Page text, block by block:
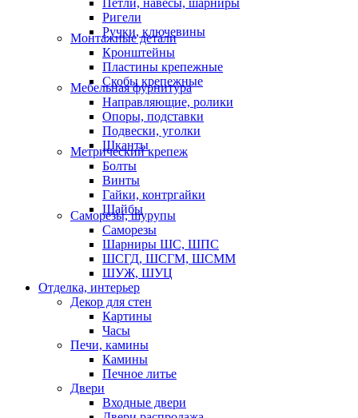
Ригели
Ручки, ключевины
Монтажные детали
Кронштейны
Пластины крепежные
Скобы крепежные
Мебельная фурнитура
Направляющие, ролики
Опоры, подставки
Подвески, уголки
Шканты
Метрический крепеж
Болты
Винты
Гайки, контргайки
Шайбы
Саморезы, шурупы
Саморезы
Шарниры ШС, ШПС
ШСГД, ШСГМ, ШСММ
ШУЖ, ШУЦ
Отделка, интерьер
Декор для стен
Картины
Часы
Печи, камины
Камины
Печное литье
Двери
Входные двери